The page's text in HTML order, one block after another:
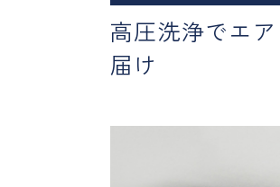
高圧洗浄でエ
届け